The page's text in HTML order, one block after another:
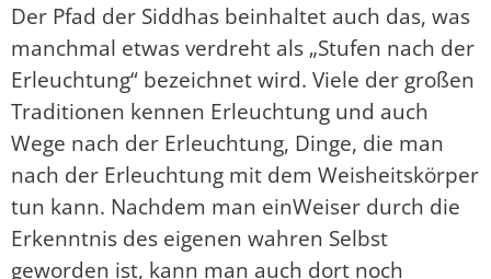
Der Pfad der Siddhas beinhaltet auch das, was
manchmal etwas verdreht als „Stufen nach der
Erleuchtung“ bezeichnet wird. Viele der großen
Traditionen kennen Erleuchtung und auch
Wege nach der Erleuchtung, Dinge, die man
nach der Erleuchtung mit dem Weisheitskörper
tun kann. Nachdem man einWeiser durch die
Erkenntnis des eigenen wahren Selbst
geworden ist, kann man auch dort noch